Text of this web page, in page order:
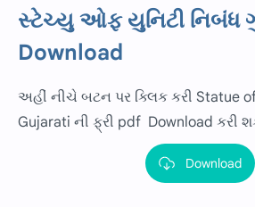
સ્ટેચ્યુ ઓફ યુનિટી નિબંધ
Download
અહીં નીચે બટન પર ક્લિક કરી Statue
Gujarati ની ફ્રી pdf Download કરી
Download